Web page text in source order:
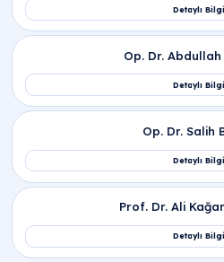
Sıkça
Lazerle hemoroid
Lazerle hemoroid
pake (meme) sayısına
20 dakika arasında
ve operasyon sonrası
toplam hastane süreci